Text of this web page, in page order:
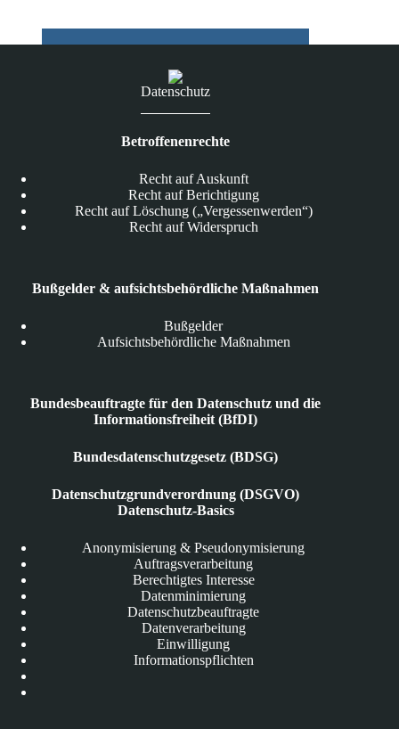
Datenschutz
Betroffenenrechte
Recht auf Auskunft
Recht auf Berichtigung
Recht auf Löschung („Vergessenwerden“)
Recht auf Widerspruch
Bußgelder & aufsichtsbehördliche Maßnahmen
Bußgelder
Aufsichtsbehördliche Maßnahmen
Bundesbeauftragte für den Datenschutz und die
Informationsfreiheit (BfDI)
Bundesdatenschutzgesetz (BDSG)
Datenschutzgrundverordnung (DSGVO)
Datenschutz-Basics
Anonymisierung & Pseudonymisierung
Auftragsverarbeitung
Berechtigtes Interesse
Datenminimierung
Datenschutzbeauftragte
Datenverarbeitung
Einwilligung
Informationspflichten